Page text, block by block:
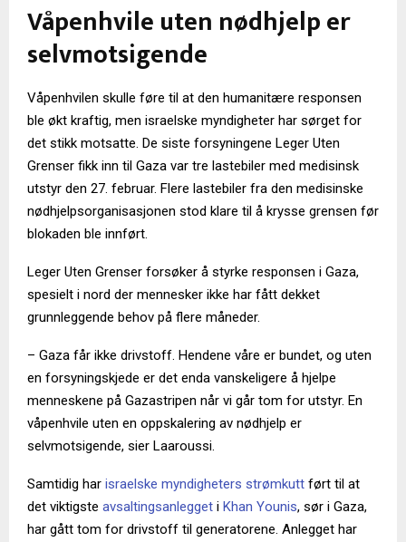
Våpenhvile uten nødhjelp er
selvmotsigende
Våpenhvilen skulle føre til at den humanitære responsen
ble økt kraftig, men israelske myndigheter har sørget for
det stikk motsatte. De siste forsyningene Leger Uten
Grenser fikk inn til Gaza var tre lastebiler med medisinsk
utstyr den 27. februar. Flere lastebiler fra den medisinske
nødhjelpsorganisasjonen stod klare til å krysse grensen før
blokaden ble innført.
Leger Uten Grenser forsøker å styrke responsen i Gaza,
spesielt i nord der mennesker ikke har fått dekket
grunnleggende behov på flere måneder.
– Gaza får ikke drivstoff. Hendene våre er bundet, og uten
en forsyningskjede er det enda vanskeligere å hjelpe
menneskene på Gazastripen når vi går tom for utstyr. En
våpenhvile uten en oppskalering av nødhjelp er
selvmotsigende, sier Laaroussi.
Samtidig har israelske myndigheters strømkutt ført til at
det viktigste avsaltingsanlegget i Khan Younis, sør i Gaza,
har gått tom for drivstoff til generatorene. Anlegget har